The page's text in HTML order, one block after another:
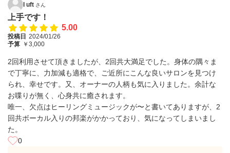
l uft さん
上手です！
5.00
投稿日 2024/01/26
予算 ￥3,000
2回利用させて頂きましたが、2回共大満足でした。身体の隅々ま
で丁寧に、力加減も適格で、ご近所にこんな良いサロンを見つけ
られ、幸せです。又、オーナーの人柄も気に入りました。余計な
お喋りが無く、心身共に癒されます。
唯一、欠点はヒーリングミュージックが〜と書いてありますが、2
回共ボーカル入りの邦楽がかかっており、気になってしまいまし
た。
0